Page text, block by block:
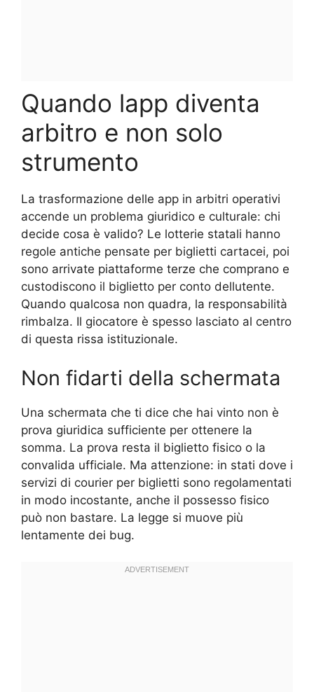
Quando lapp diventa
arbitro e non solo
strumento
La trasformazione delle app in arbitri operativi
accende un problema giuridico e culturale: chi
decide cosa è valido? Le lotterie statali hanno
regole antiche pensate per biglietti cartacei, poi
sono arrivate piattaforme terze che comprano e
custodiscono il biglietto per conto dellutente.
Quando qualcosa non quadra, la responsabilità
rimbalza. Il giocatore è spesso lasciato al centro
di questa rissa istituzionale.
Non fidarti della schermata
Una schermata che ti dice che hai vinto non è
prova giuridica sufficiente per ottenere la
somma. La prova resta il biglietto fisico o la
convalida ufficiale. Ma attenzione: in stati dove i
servizi di courier per biglietti sono regolamentati
in modo incostante, anche il possesso fisico
può non bastare. La legge si muove più
lentamente dei bug.